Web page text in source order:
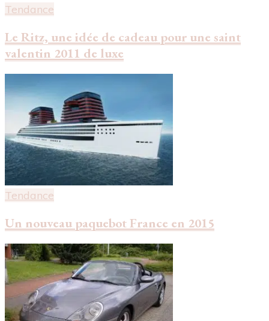
Tendance
Le Ritz, une idée de cadeau pour une saint
valentin 2011 de luxe
Tendance
Un nouveau paquebot France en 2015